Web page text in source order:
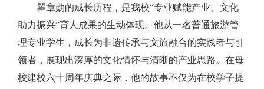
瞿章勋的成长历程，是我校“专业赋能产业、文化
助力振兴”育人成果的生动体现。他从一名普通旅游管
理专业学生，成长为非遗传承与文旅融合的实践者与引
领者，展现出深厚的文化情怀与清晰的产业思路。在母
校建校六十周年庆典之际，他的故事不仅为在校学子提